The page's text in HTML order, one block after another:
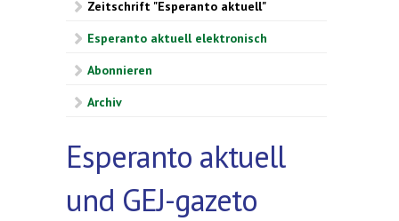
Zeitschrift "Esperanto aktuell"
Esperanto aktuell elektronisch
Abonnieren
Archiv
Esperanto aktuell
und GEJ-gazeto